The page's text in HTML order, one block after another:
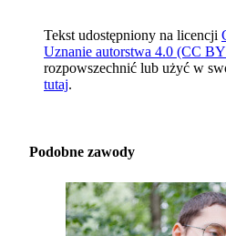
Tekst udostępniony na licencji
Uznanie autorstwa 4.0 (CC
rozpowszechnić lub użyć w
tutaj.
Podobne zawody